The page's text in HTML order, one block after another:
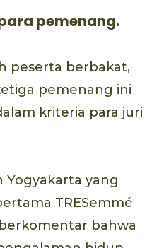
pemenang.
peserta berbakat,
pemenang ini
kriteria para juri
Yogyakarta yang
TRESemmé
bahwa